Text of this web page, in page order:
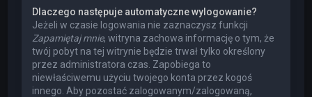
Dlaczego następuje automatyczne wylogowanie?
Jeżeli w czasie logowania nie zaznaczysz funkcji
Zapamiętaj mnie, witryna zachowa informację o tym, że
twój pobyt na tej witrynie będzie trwał tylko określony
przez administratora czas. Zapobiega to
niewłaściwemu użyciu twojego konta przez kogoś
innego. Aby pozostać zalogowanym/zalogowaną,